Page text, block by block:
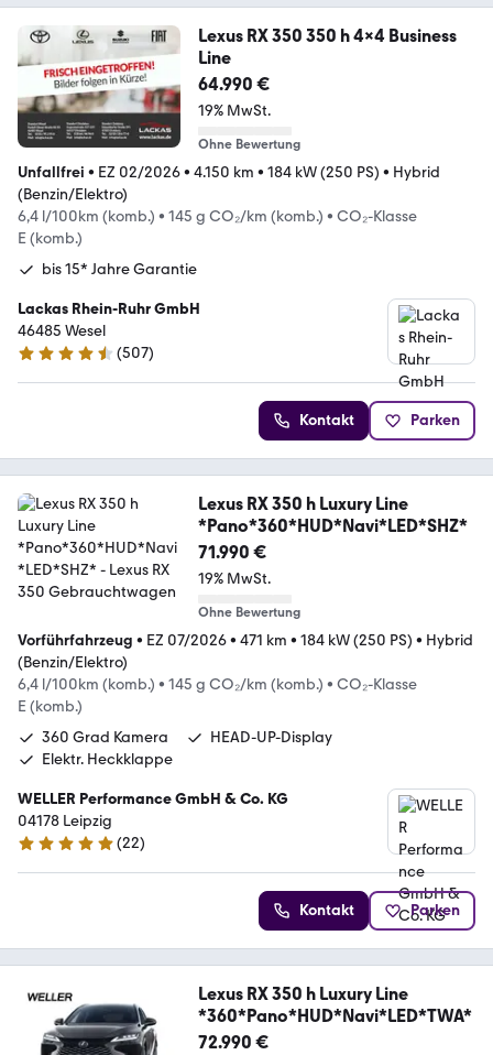
Lexus RX 350 350 h 4x4 Business
Line
64.990 €
19% MwSt.
Ohne Bewertung
Unfallfrei • EZ 02/2026• 4.150 km • 184 kW (250 PS) • Hybrid
(Benzin/Elektro)
6,4 l/100km (komb.) • 145 g CO₂/km (komb.) • CO₂-Klasse
E (komb.)
bis 15* Jahre Garantie
Lackas Rhein-Ruhr GmbH
46485 Wesel
4.6 Sterne
(507)
Kontakt Parken
Lexus RX 350 h Luxury Line
*Pano*360*HUD*Navi*LED*SHZ*
71.990 €
19% MwSt.
Ohne Bewertung
Vorführfahrzeug • EZ 07/2026• 471 km • 184 kW (250 PS) • Hybrid
(Benzin/Elektro)
6,4 l/100km (komb.) • 145 g CO₂/km (komb.) • CO₂-Klasse
E (komb.)
360 Grad Kamera
HEAD-UP-Display
Elektr. Heckklappe
WELLER Performance GmbH & Co. KG
04178 Leipzig
5 Sterne
(22)
Kontakt Parken
Lexus RX 350 h Luxury Line
*360*Pano*HUD*Navi*LED*TWA*
72.990 €